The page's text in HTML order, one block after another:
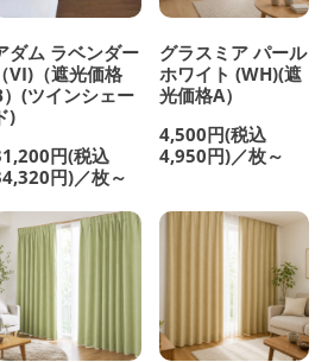
ダム ラベンダー
（VI)（遮光価格
）(ツインシェー
)
円(税込
円)／枚～
グラスミア パール
ホワイト (WH)(遮
光価格A）
4,500円(税込
4,950円)／枚～